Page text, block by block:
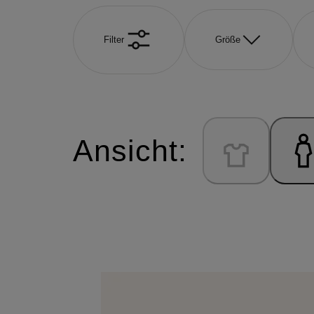
Filter Größe
Ansicht: